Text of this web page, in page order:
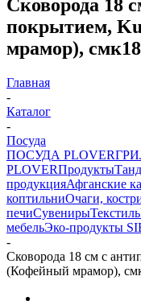
Сковорода 18
покрытием,
мрамор),
Главная
-
Каталог
-
Посуда
ПОСУДА PLOVER
PLOVERПродукты
продукцияАфганские
коптильниОчаги,
печиСувенирыТекстиль
мебельЭко-продукты
-
Сковорода 18 см с
(Кофейный мрамор),